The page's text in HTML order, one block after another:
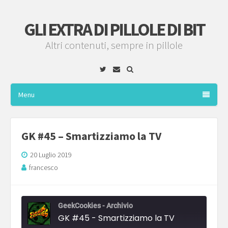
GLI EXTRA DI PILLOLE DI BIT
Altri contenuti, sempre in pillole
TwitterEmail
Menu
GK #45 – Smartizziamo la TV
20 Luglio 2019
francesco
GeekCookies - Archivio
GK #45 - Smartizziamo la TV